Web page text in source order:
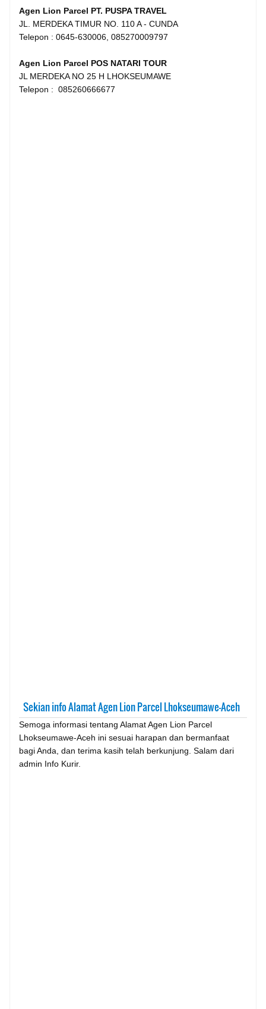
Agen Lion Parcel PT. PUSPA TRAVEL
JL. MERDEKA TIMUR NO. 110 A - CUNDA
Telepon : 0645-630006, 085270009797
Agen Lion Parcel POS NATARI TOUR
JL MERDEKA NO 25 H LHOKSEUMAWE
Telepon : 085260666677
Sekian info Alamat Agen Lion Parcel Lhokseumawe-Aceh
Semoga informasi tentang Alamat Agen Lion Parcel
Lhokseumawe-Aceh ini sesuai harapan dan bermanfaat
bagi Anda, dan terima kasih telah berkunjung. Salam dari
admin Info Kurir.